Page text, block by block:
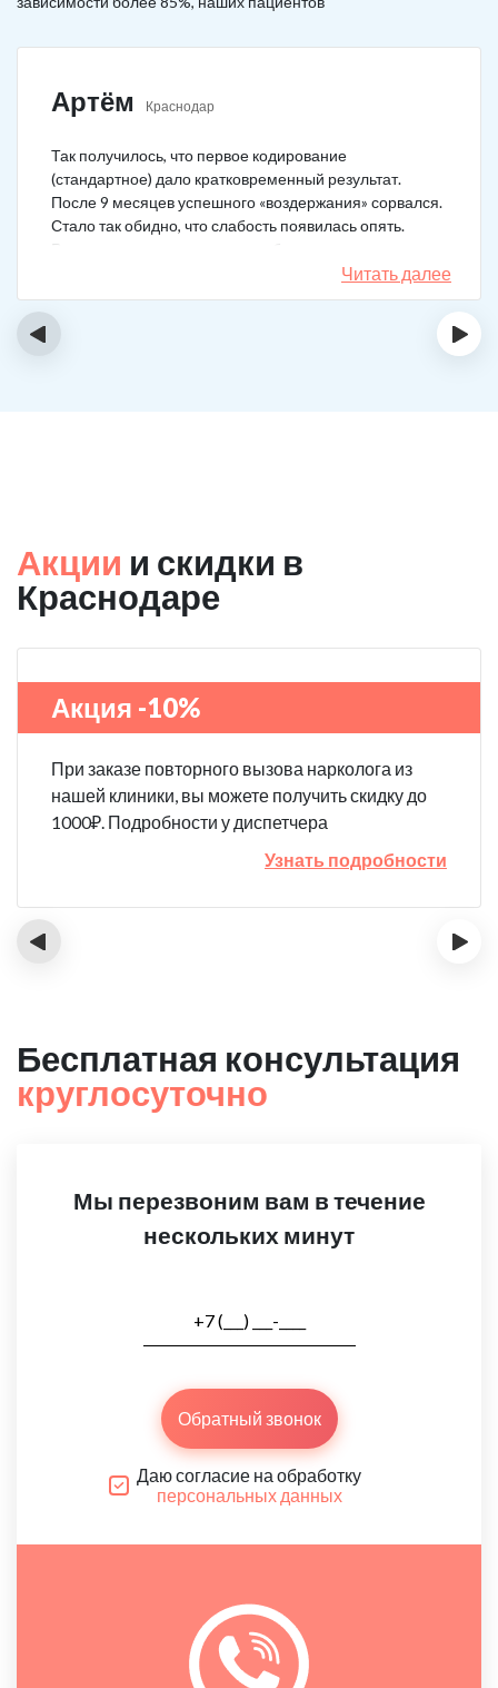
Артём Краснодар
Так получилось, что первое кодирование
(стандартное) дало кратковременный результат.
После 9 месяцев успешного «воздержания» сорвался.
Стало так обидно, что слабость появилась опять.
Решил не затягивать, и опять обратился в клинику.
Мне порекомендовали двойной блок. Согласился, и
сейчас не жалею. Уже два года в полной завязке.
Читать далее
‹ ›
Акции и скидки в
Краснодаре
Акция -10%
При заказе повторного вызова нарколога из
нашей клиники, вы можете получить скидку до
1000₽. Подробности у диспетчера
Узнать подробности
‹ ›
Бесплатная консультация
круглосуточно
Мы перезвоним вам в течение
нескольких минут
Обратный звонок
Даю согласие на обработку
персональных данных